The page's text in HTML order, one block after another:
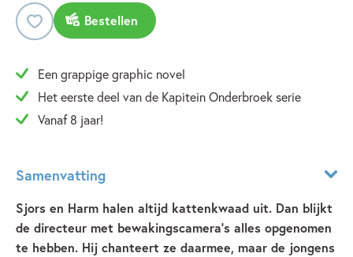
Bestellen
Een grappige graphic novel
Het eerste deel van de Kapitein Onderbroek serie
Vanaf 8 jaar!
Samenvatting
Sjors en Harm halen altijd kattenkwaad uit. Dan blijkt
de directeur met bewakingscamera's alles opgenomen
te hebben. Hij chanteert ze daarmee, maar de jongens